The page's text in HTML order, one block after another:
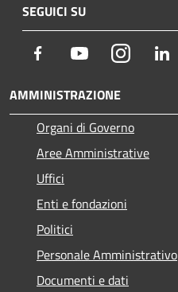
SEGUICI SU
Facebook YoutubeInstagram
AMMINISTRAZIONE
Organi di Governo
Aree Amministrative
Uffici
Enti e fondazioni
Politici
Personale Amministrativo
Documenti e dati